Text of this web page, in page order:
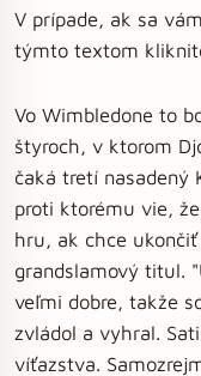
V prípade, ak sa
týmto textom
Vo Wimbledone to
štyroch, v ktorom
čaká tretí nasadený
proti ktorému vie,
hru, ak chce
grandslamový titul.
veľmi dobre, takže
zvládol a vyhral.
víťazstva.